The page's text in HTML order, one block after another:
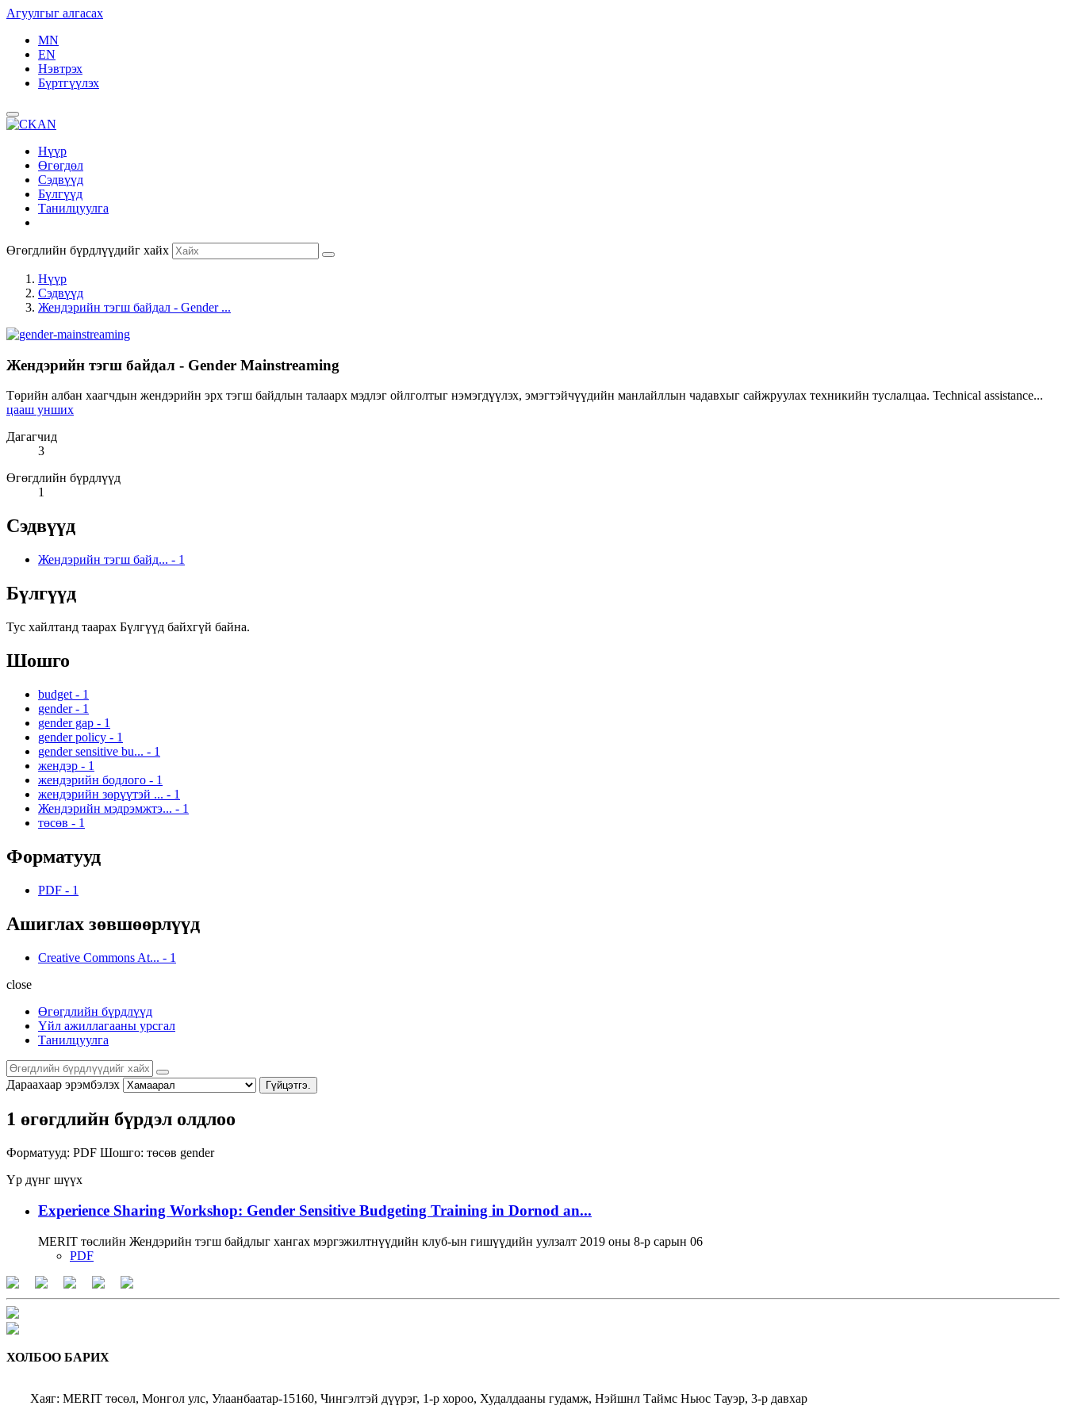
Агуулгыг алгасах
MN
EN
Нэвтрэх
Бүртгүүлэх
Нүүр
Өгөгдөл
Сэдвүүд
Бүлгүүд
Танилцуулга
Өгөгдлийн бүрдлүүдийг хайх
Нүүр
Сэдвүүд
Жендэрийн тэгш байдал - Gender ...
Жендэрийн тэгш байдал - Gender Mainstreaming
Төрийн албан хаагчдын жендэрийн эрх тэгш байдлын талаарх мэдлэг ойлголтыг нэмэгдүүлэх, эмэгтэйчүүдийн манлайллын чадавхыг сайжруулах техникийн туслалцаа. Technical assistance...
цааш унших
Дагагчид
3
Өгөгдлийн бүрдлүүд
1
Сэдвүүд
Жендэрийн тэгш байд... - 1
Бүлгүүд
Тус хайлтанд таарах Бүлгүүд байхгүй байна.
Шошго
budget - 1
gender - 1
gender gap - 1
gender policy - 1
gender sensitive bu... - 1
жендэр - 1
жендэрийн бодлого - 1
жендэрийн зөрүүтэй ... - 1
Жендэрийн мэдрэмжтэ... - 1
төсөв - 1
Форматууд
PDF - 1
Ашиглах зөвшөөрлүүд
Creative Commons At... - 1
close
Өгөгдлийн бүрдлүүд
Үйл ажиллагааны урсгал
Танилцуулга
Дараахаар эрэмбэлэх Гүйцэтгэ.
1 өгөгдлийн бүрдэл олдлоо
Форматууд: PDF Шошго: төсөв gender
Үр дүнг шүүх
Experience Sharing Workshop: Gender Sensitive Budgeting Training in Dornod an...
MERIT төслийн Жендэрийн тэгш байдлыг хангах мэргэжилтнүүдийн клуб-ын гишүүдийн уулзалт 2019 оны 8-р сарын 06
PDF
ХОЛБОО БАРИХ
Хаяг: MERIT төсөл, Монгол улс, Улаанбаатар-15160, Чингэлтэй дүүрэг, 1-р хороо, Худалдааны гудамж, Нэйшнл Таймс Ньюс Тауэр, 3-р давхар